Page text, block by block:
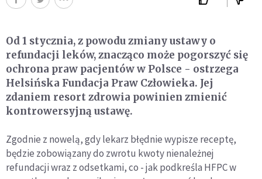
Od 1 stycznia, z powodu zmiany ustawy o
refundacji leków, znacząco może pogorszyć się
ochrona praw pacjentów w Polsce - ostrzega
Helsińska Fundacja Praw Człowieka. Jej
zdaniem resort zdrowia powinien zmienić
kontrowersyjną ustawę.
Zgodnie z nowelą, gdy lekarz błędnie wypisze receptę,
będzie zobowiązany do zwrotu kwoty nienależnej
refundacji wraz z odsetkami, co - jak podkreśla HFPC w